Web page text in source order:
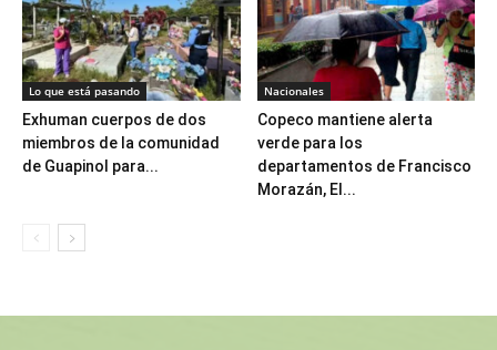
Lo que está pasando
Exhuman cuerpos de dos
miembros de la comunidad
de Guapinol para...
Nacionales
Copeco mantiene alerta
verde para los
departamentos de Francisco
Morazán, El...